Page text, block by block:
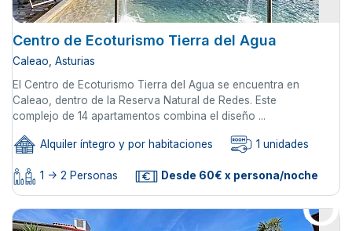
Centro de Ecoturismo Tierra del Agua
Caleao, Asturias
El Centro de Ecoturismo Tierra del Agua se encuentra en
Caleao, dentro de la Reserva Natural de Redes. Este
complejo de 14 apartamentos combina el diseño ...
Alquiler íntegro y por habitaciones 1 unidades
1 -> 2 Personas Desde 60€ x persona/noche